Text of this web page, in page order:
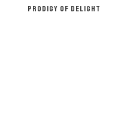
PRODIGY OF DELIGHT